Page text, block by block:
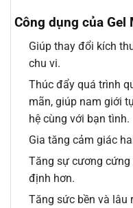
Công dụng của Gel
Giúp thay đổi kích
chu vi.
Thúc đẩy quá trình
mãn, giúp nam giới
hệ cùng với bạn tình.
Gia tăng cảm giác
Tăng sự cương cứng
định hơn.
Tăng sức bền và lâu